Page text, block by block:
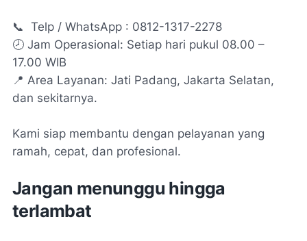
📞 Telp / WhatsApp : 0812-1317-2278
🕗 Jam Operasional: Setiap hari pukul 08.00 –
17.00 WIB
📍 Area Layanan: Jati Padang, Jakarta Selatan,
dan sekitarnya.
Kami siap membantu dengan pelayanan yang
ramah, cepat, dan profesional.
Jangan menunggu hingga
terlambat